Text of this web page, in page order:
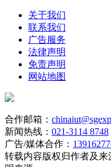
关于我们
联系我们
广告服务
法律声明
免责声明
网站地图
合作邮箱：
新闻热线： 021-3114 8748
广告/媒体合作：
转载内容版权归作者及